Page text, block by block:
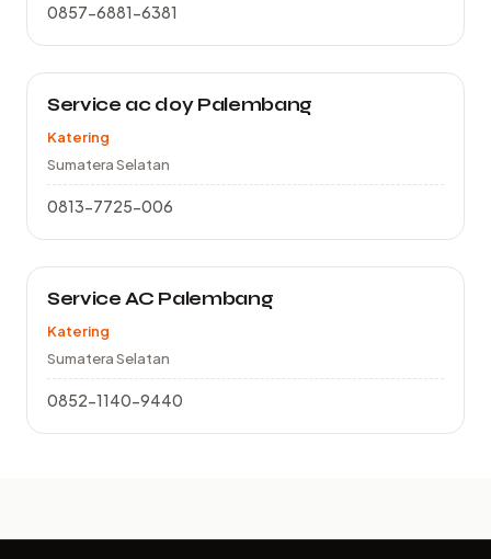
0857-6881-6381
Service ac doy Palembang
Katering
Sumatera Selatan
0813-7725-006
Service AC Palembang
Katering
Sumatera Selatan
0852-1140-9440